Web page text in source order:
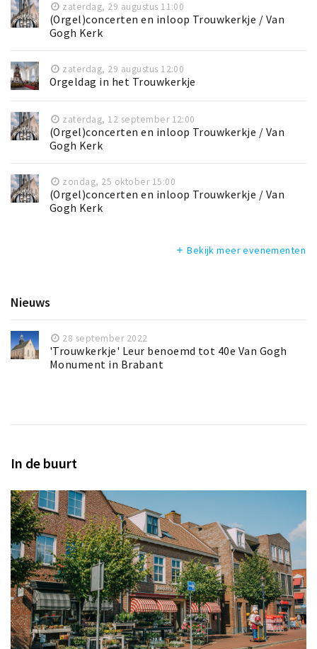
zaterdag, 29 augustus 11:00
(Orgel)concerten en inloop Trouwkerkje / Van
Gogh Kerk
zaterdag, 29 augustus 12:00
Orgeldag in het Trouwkerkje
zaterdag, 12 september 12:00
(Orgel)concerten en inloop Trouwkerkje / Van
Gogh Kerk
zondag, 25 oktober 15:00
(Orgel)concerten en inloop Trouwkerkje / Van
Gogh Kerk
add Bekijk meer evenementen
Nieuws
28 september 2022
'Trouwkerkje' Leur benoemd tot 40e Van Gogh
Monument in Brabant
In de buurt